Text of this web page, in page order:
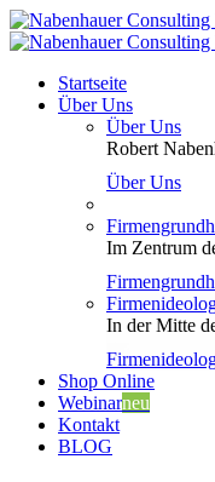
Zum
Inhalt
Startseite
Über Uns
Über Uns
Robert
Über Uns
Im Zentrum
In der Mitte
Shop Online
Webinarneu
Kontakt
BLOG